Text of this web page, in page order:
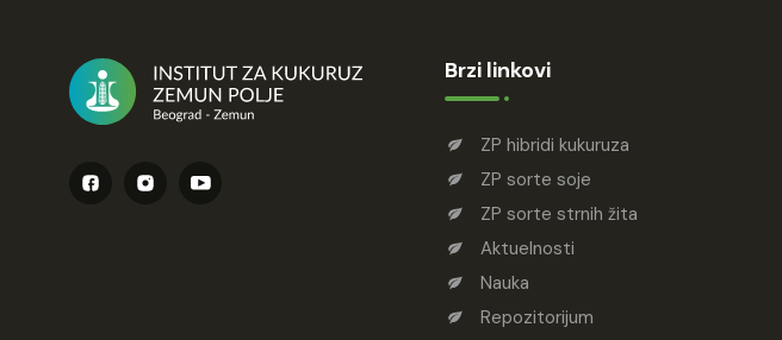
Brzi linkovi
ZP hibridi kukuruza
ZP sorte soje
ZP sorte strnih žita
Aktuelnosti
Nauka
Repozitorijum